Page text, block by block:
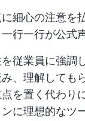
細心の注意を
行一行が公式
従業員に強調
、理解しても
を置く代わり
に理想的なツ